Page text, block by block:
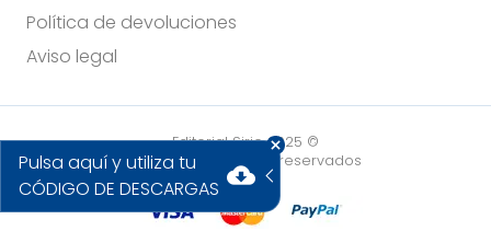
cloud_download
Pulsa aquí y utiliza tu
CÓDIGO DE DESCARGAS
Política de devoluciones
Aviso legal
Editorial Sirio 2025 ©
Todos los derechos reservados